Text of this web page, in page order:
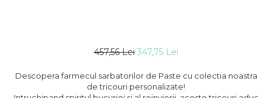
457,56 Lei 347,75 Lei
Descopera farmecul sarbatorilor de Paste cu colectia noastra
de tricouri personalizate!